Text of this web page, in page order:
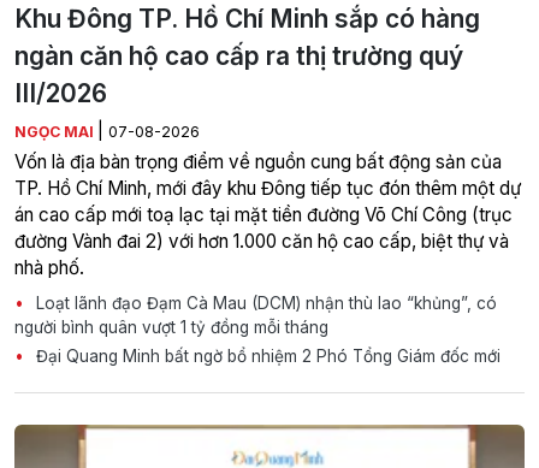
Khu Đông TP. Hồ Chí Minh sắp có hàng
ngàn căn hộ cao cấp ra thị trường quý
III/2026
NGỌC MAI 07-08-2026
Vốn là địa bàn trọng điểm về nguồn cung bất động sản của
TP. Hồ Chí Minh, mới đây khu Đông tiếp tục đón thêm một dự
án cao cấp mới toạ lạc tại mặt tiền đường Võ Chí Công (trục
đường Vành đai 2) với hơn 1.000 căn hộ cao cấp, biệt thự và
nhà phố.
Loạt lãnh đạo Đạm Cà Mau (DCM) nhận thù lao “khủng”, có
người bình quân vượt 1 tỷ đồng mỗi tháng
Đại Quang Minh bất ngờ bổ nhiệm 2 Phó Tổng Giám đốc mới